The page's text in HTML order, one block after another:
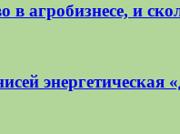
агробизнесе, и
энергетическая